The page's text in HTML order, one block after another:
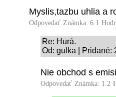
Myslis,tazbu uhlia a
Odpovedať Známka: 6.1
Re: Hurá.
Od: gulka | Pridané:
Nie obchod s
Odpovedať Známka: 1.2